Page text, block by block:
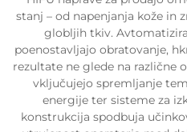
stanj – od napenjanja kože in
globljih tkiv.
poenostavljajo obratovanje,
rezultate ne glede na različne
vključujejo spremljanje
energije ter sisteme za
konstrukcija spodbuja